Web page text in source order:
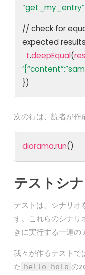
“get_my_entry”
// check for
expected results
t.deepEqual(
})
次の行は、読者が作
diorama.run()
テストシ
テストは、シナリオ
す。これらのシナリ
きに実行する一連の
我々が作るテストで
た hello_holo の